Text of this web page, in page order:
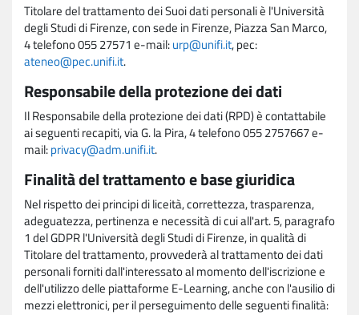
Titolare del trattamento dei Suoi dati personali è l'Università
degli Studi di Firenze, con sede in Firenze, Piazza San Marco,
4 telefono 055 27571 e-mail:urp@unifi.it, pec:
ateneo@pec.unifi.it.
Responsabile della protezione dei dati
Il Responsabile della protezione dei dati (RPD) è contattabile
ai seguenti recapiti, via G. la Pira, 4 telefono 055 2757667 e-
mail:privacy@adm.unifi.it.
Finalità del trattamento e base giuridica
Nel rispetto dei principi di liceità, correttezza, trasparenza,
adeguatezza, pertinenza e necessità di cui all'art. 5, paragrafo
1 del GDPR l'Università degli Studi di Firenze, in qualità di
Titolare del trattamento, provvederà al trattamento dei dati
personali forniti dall'interessato al momento dell'iscrizione e
dell'utilizzo delle piattaforme E-Learning, anche con l'ausilio di
mezzi elettronici, per il perseguimento delle seguenti finalità: